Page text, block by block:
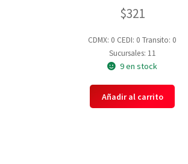
$321
CDMX: 0 CEDI: 0Transito: 0
Sucursales: 11
9 en stock
Añadir al carrito